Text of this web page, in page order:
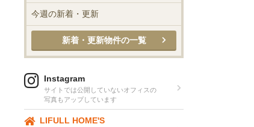
今週の新着・更新
新着・更新物件の一覧
Instagram
サイトでは公開していないオフィスの
写真もアップしています
LIFULL HOME'S